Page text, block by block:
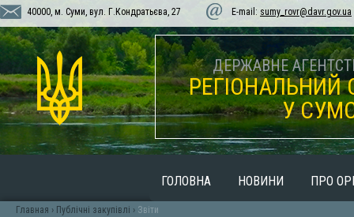
40000, м. Суми, вул. Г.Кондратьєва, 27 E-mail: sumy_rovr@davr.gov.ua
ДЕРЖАВНЕ
РЕГІОНАЛЬНИЙ
У
ГОЛОВНА НОВИНИ ПРО
Главная › Публічні закупiвлi › Звіти